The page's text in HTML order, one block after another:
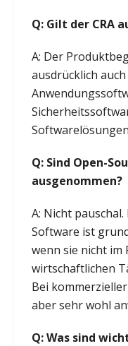
Q: Gilt der CRA
A: Der
ausdrücklich
Q: Sind Open-
ausgenommen?
A: Nicht
Software ist
wenn sie nicht im
wirtschaftlichen
Bei
aber sehr wohl
Q: Was sind